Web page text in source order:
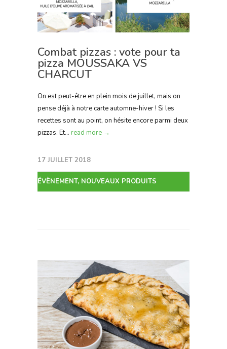
Combat pizzas : vote pour ta
pizza MOUSSAKA VS
CHARCUT
On est peut-être en plein mois de juillet, mais on
pense déjà à notre carte automne-hiver ! Si les
recettes sont au point, on hésite encore parmi deux
pizzas. Et... read more →
17 JUILLET 2018
ÉVÈNEMENT, NOUVEAUX PRODUITS